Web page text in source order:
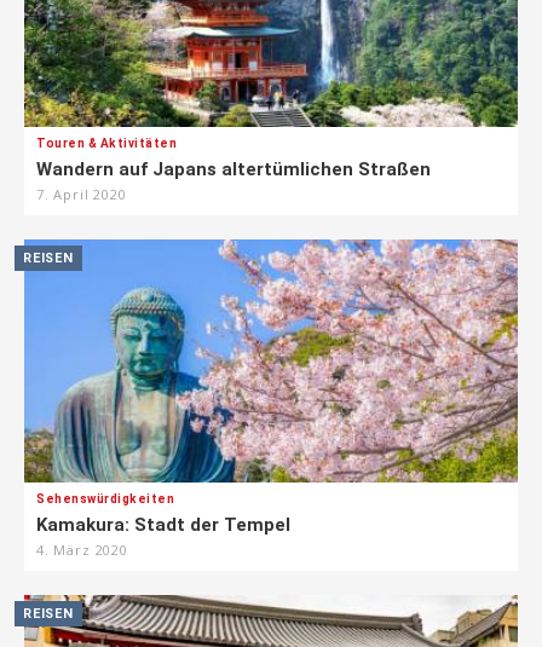
Touren & Aktivitäten
Wandern auf Japans altertümlichen Straßen
7. April 2020
REISEN
Sehenswürdigkeiten
Kamakura: Stadt der Tempel
4. März 2020
REISEN